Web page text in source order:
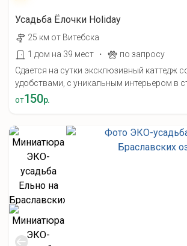
Усадьба Ёлочки Holiday
25 км от Витебска
1 дом на 39 мест
·
по запросу
Сдается на сутки эксклюзивный каттедж
удобствами, с уникальным интерьером в
от150р.